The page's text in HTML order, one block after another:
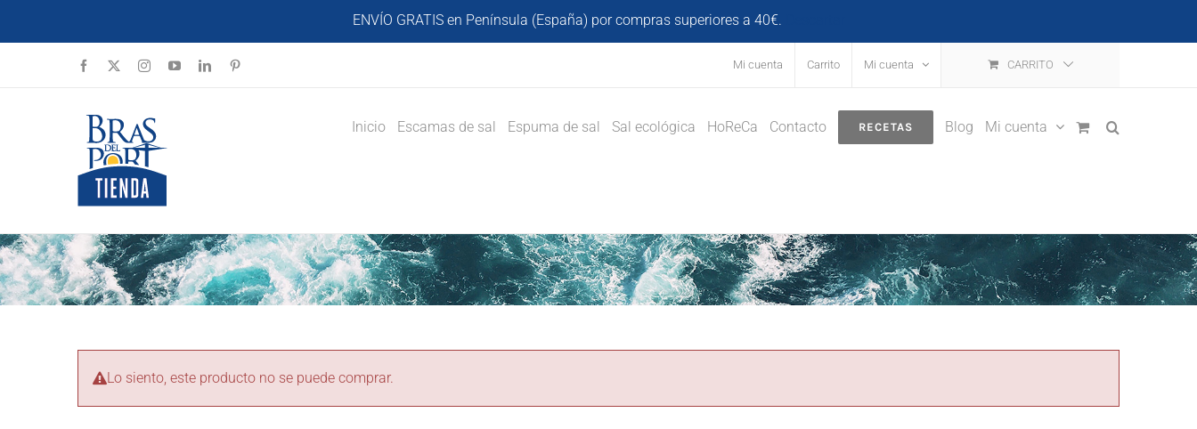
ENVÍO GRATIS en Península (España) por compras superiores a 40€.
Facebook InstagramYouTubeLinkedIn Mi cuenta Carrito Mi cuenta CARRITO
Inicio Escamas de sal Espuma de sal Sal ecológica HoReCa Contacto RECETAS Blog Mi cuenta
Lo siento, este producto no se puede comprar.